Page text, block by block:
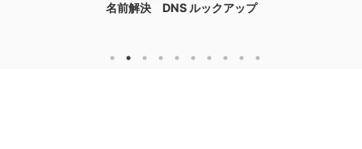
名前解決 DNS ルックアップ